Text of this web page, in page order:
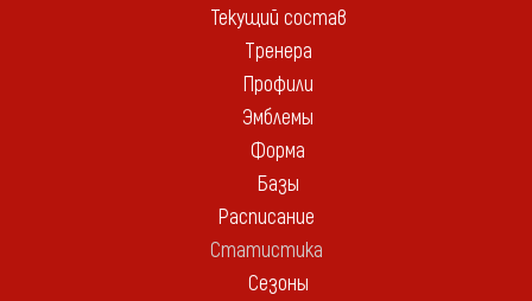
Текущий состав
Тренера
Профили
Эмблемы
Форма
Базы
Расписание
Статистика
Сезоны